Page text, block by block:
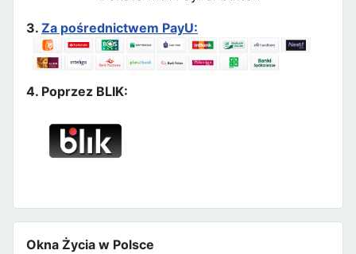
3. Za pośrednictwem PayU:
4. Poprzez BLIK:
Okna Życia w Polsce